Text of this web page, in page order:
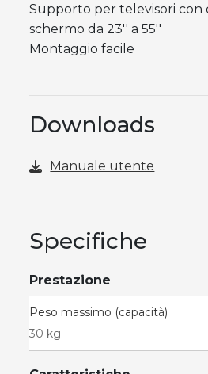
Supporto per televisori con
schermo da 23'' a 55''
Montaggio facile
Downloads
Manuale utente
Specifiche
Prestazione
Peso massimo (capacità)
30 kg